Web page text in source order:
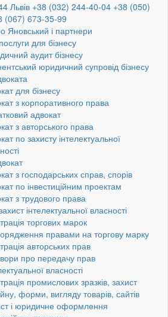
Львів +38 (032) 244-40-04 +38 (050)
(067) 673-35-99
Яновський і партнери
для бізнесу
аудит бізнесу
юридичний супровід бізнесу
для бізнесу
з корпоративного права
адвокат
з авторського права
по захисту інтелектуальної
з господарських справ, спорів
по інвестиційним проектам
з трудового права
інтелектуальної власності
торгових марок
правами на торгову марку
авторських прав
про передачу прав
власності
промислових зразків, захист
форми, вигляду товарів, сайтів
і юридичне оформлення